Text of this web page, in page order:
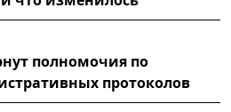
полномочия по
протоколов